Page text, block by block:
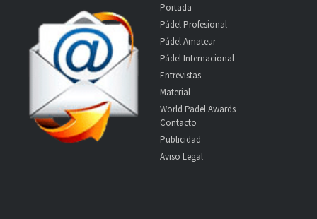
Portada
Pádel Profesional
Pádel Amateur
Pádel Internacional
Entrevistas
Material
World Padel Awards
Contacto
Publicidad
Aviso Legal